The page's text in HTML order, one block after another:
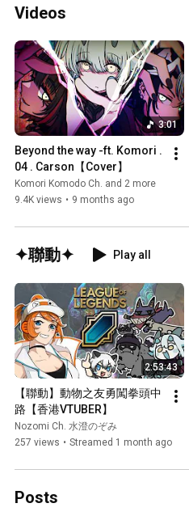
Videos
3:01
Beyond the way -ft. Komori .
04 . Carson【Cover】
Komori Komodo Ch. and 2 more
9.4K views • 9 months ago
✦聯動✦ Play all
2:53:43
【聯動】動物之友勇闖拳頭中
路【香港VTUBER】
Nozomi Ch. 水澄のぞみ
257 views • Streamed 1 month ago
Posts